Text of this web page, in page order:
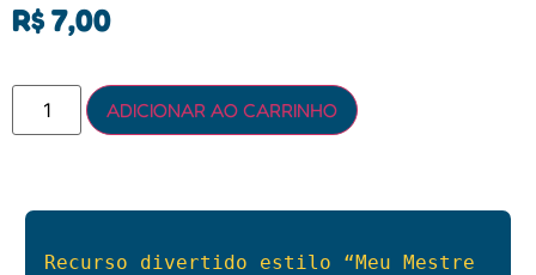
R$7,00
ADICIONAR AO CARRINHO
Recurso divertido estilo “Meu Mestre